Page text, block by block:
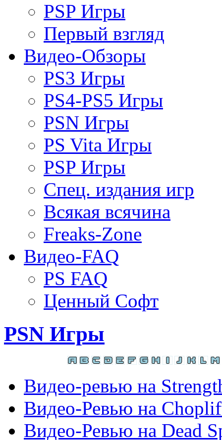
PSP Игры
Первый взгляд
Видео-Обзоры
PS3 Игры
PS4-PS5 Игры
PSN Игры
PS Vita Игры
PSP Игры
Спец. издания игр
Всякая всячина
Freaks-Zone
Видео-FAQ
PS FAQ
Ценный Софт
PSN Игры
Видео-ревью на
Видео-Ревью на
Видео-Ревью на Dead